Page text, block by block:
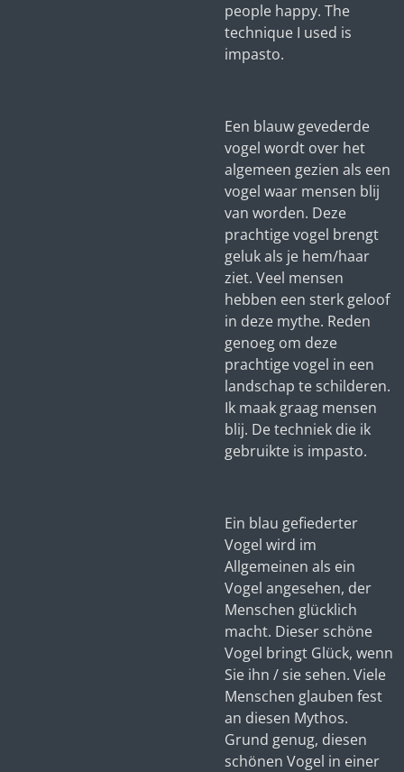
people happy. The
technique I used is
impasto.
Een blauw gevederde
vogel wordt over het
algemeen gezien als een
vogel waar mensen blij
van worden. Deze
prachtige vogel brengt
geluk als je hem/haar
ziet. Veel mensen
hebben een sterk geloof
in deze mythe. Reden
genoeg om deze
prachtige vogel in een
landschap te schilderen.
Ik maak graag mensen
blij. De techniek die ik
gebruikte is impasto.
Ein blau gefiederter
Vogel wird im
Allgemeinen als ein
Vogel angesehen, der
Menschen glücklich
macht. Dieser schöne
Vogel bringt Glück, wenn
Sie ihn / sie sehen. Viele
Menschen glauben fest
an diesen Mythos.
Grund genug, diesen
schönen Vogel in einer